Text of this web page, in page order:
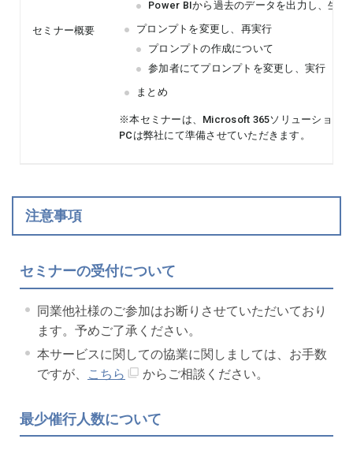
セミナー概要
Power BIから過去のデータを出力し、生成
プロンプトを変更し、再実行
プロンプトの作成について
参加者にてプロンプトを変更し、実行
まとめ
※本セミナーは、Microsoft 365ソリューション
PCは弊社にて準備させていただきます。
注意事項
セミナーの受付について
同業他社様のご参加はお断りさせていただいており
ます。予めご了承ください。
本サービスに関しての協業に関しましては、お手数
ですが、
こちら からご相談ください。
最少催行人数について